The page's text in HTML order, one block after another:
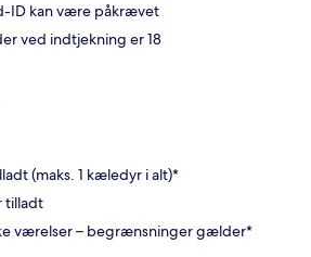
ID kan være påkrævet
ved indtjekning er 18
(maks. 1 kæledyr i alt)*
tilladt
værelser – begrænsninger gælder*